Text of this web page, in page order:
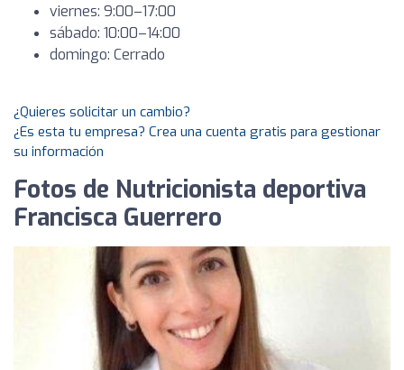
viernes: 9:00–17:00
sábado: 10:00–14:00
domingo: Cerrado
¿Quieres solicitar un cambio?
¿Es esta tu empresa? Crea una cuenta gratis para gestionar
su información
Fotos de Nutricionista deportiva
Francisca Guerrero